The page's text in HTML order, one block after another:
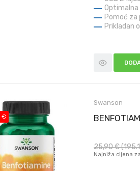
Pomoć za
Prikladan
€
Swanson
25,90 €
Najniža cijena